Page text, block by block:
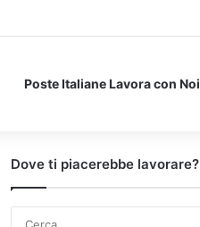
Poste Italiane Lavora con Noi
Dove ti piacerebbe lavorare?